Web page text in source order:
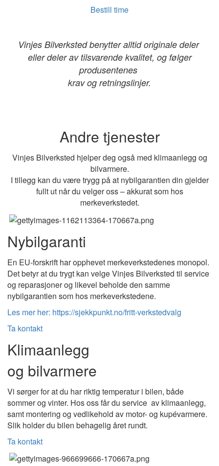
Bestill time
Vinjes Bilverksted benytter alltid originale deler
eller deler av tilsvarende kvalitet, og følger
produsentenes
krav og retningslinjer.
Andre tjenester
Vinjes Bilverksted hjelper deg også med klimaanlegg og
bilvarmere.
I tillegg kan du være trygg på at nybilgarantien din gjelder
fullt ut når du velger oss – akkurat som hos
merkeverkstedet.
Nybilgaranti
En EU-forskrift har opphevet merkeverkstedenes monopol.
Det betyr at du trygt kan velge Vinjes Bilverksted til service
og reparasjoner og likevel beholde den samme
nybilgarantien som hos merkeverkstedene.
Les mer her: https://sjekkpunkt.no/fritt-verkstedvalg
Ta kontakt
Klimaanlegg
og bilvarmere
Vi sørger for at du har riktig temperatur i bilen, både
sommer og vinter. Hos oss får du service av klimaanlegg,
samt montering og vedlikehold av motor- og kupévarmere.
Slik holder du bilen behagelig året rundt.
Ta kontakt